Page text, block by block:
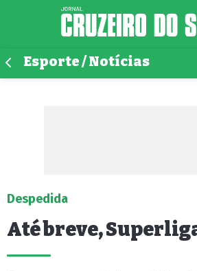
Esporte / Notícias
Despedida
Até breve,